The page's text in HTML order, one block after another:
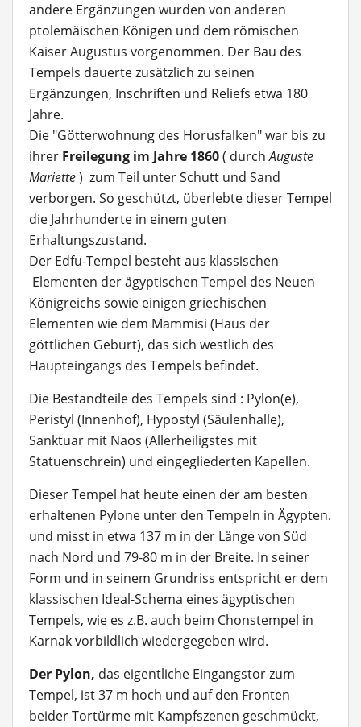
andere Ergänzungen wurden von anderen
ptolemäischen Königen und dem römischen
Kaiser Augustus vorgenommen. Der Bau des
Tempels dauerte zusätzlich zu seinen
Ergänzungen, Inschriften und Reliefs etwa 180
Jahre.
Die "Götterwohnung des Horusfalken" war bis zu
ihrer Freilegung im Jahre 1860( durchAuguste
Mariette) zum Teil unter Schutt und Sand
verborgen. So geschützt, überlebte dieser Tempel
die Jahrhunderte in einem guten
Erhaltungszustand.
Der Edfu-Tempel besteht aus klassischen
Elementen der ägyptischen Tempel des Neuen
Königreichs sowie einigen griechischen
Elementen wie dem Mammisi (Haus der
göttlichen Geburt), das sich westlich des
Haupteingangs des Tempels befindet.
Die Bestandteile des Tempels sind : Pylon(e),
Peristyl (Innenhof), Hypostyl (Säulenhalle),
Sanktuar mit Naos (Allerheiligstes mit
Statuenschrein) und eingegliederten Kapellen.
Dieser Tempel hat heute einen der am besten
erhaltenen Pylone unter den Tempeln in Ägypten.
und misst in etwa 137 m in der Länge von Süd
nach Nord und 79-80 m in der Breite. In seiner
Form und in seinem Grundriss entspricht er dem
klassischen Ideal-Schema eines ägyptischen
Tempels, wie es z.B. auch beim Chonstempel in
Karnak vorbildlich wiedergegeben wird.
Der Pylon, das eigentliche Eingangstor zum
Tempel, ist 37 m hoch und auf den Fronten
beider Tortürme mit Kampfszenen geschmückt,